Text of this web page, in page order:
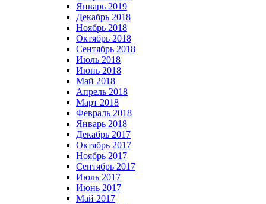
Январь 2019
Декабрь 2018
Ноябрь 2018
Октябрь 2018
Сентябрь 2018
Июль 2018
Июнь 2018
Май 2018
Апрель 2018
Март 2018
Февраль 2018
Январь 2018
Декабрь 2017
Октябрь 2017
Ноябрь 2017
Сентябрь 2017
Июль 2017
Июнь 2017
Май 2017